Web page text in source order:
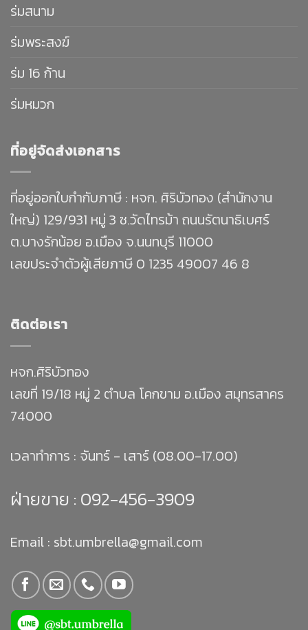
ร่มสนาม
ร่มพระสงฆ์
ร่ม 16 ก้าน
ร่มหมวก
ที่อยู่จัดส่งเอกสาร
ที่อยู่ออกใบกำกับภาษี : หจก. ศิริบัวทอง (สำนักงาน
ใหญ่) 129/931 หมู่ 3 ซ.วัดไทรม้า ถนนรัตนาธิเบศร์
ต.บางรักน้อย อ.เมือง จ.นนทบุรี 11000
เลขประจำตัวผู้เสียภาษี 0 1235 49007 46 8
ติดต่อเรา
หจก.ศิริบัวทอง
เลขที่ 19/18 หมู่ 2 ตำบล โคกขาม อ.เมือง สมุทรสาคร
74000
เวลาทำการ : จันทร์ - เสาร์ (08.00-17.00)
ฝ่ายขาย : 092-456-3909
Email : sbt.umbrella@gmail.com